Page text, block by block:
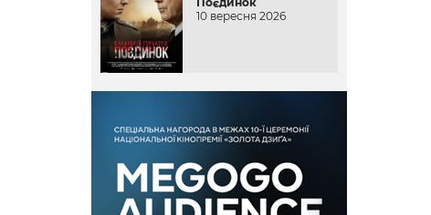
10 вересня 2026